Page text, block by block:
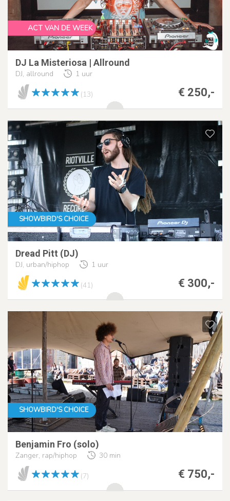
ACT VAN DE WEEK
DJ La Misteriosa | Allround
DJ, allround 1 uur
€ 250,-
(13)
SHOWBIRD'S CHOICE
Dread Pitt (DJ)
DJ, urban/hiphop 1 uur
€ 300,-
(41)
SHOWBIRD'S CHOICE
Benjamin Fro (solo)
Zanger, rap/hiphop 30 min
€ 750,-
(7)